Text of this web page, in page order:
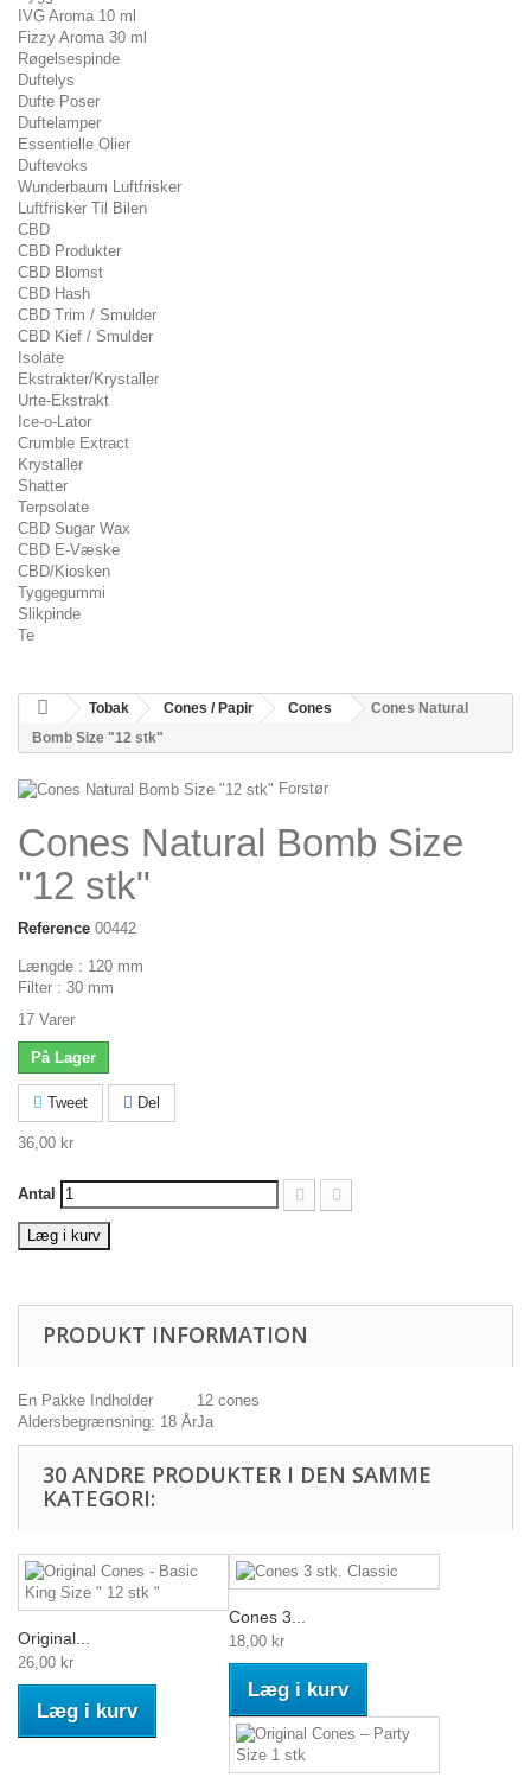
IVG Aroma 10 ml
Fizzy Aroma 30 ml
Røgelsespinde
Duftelys
Dufte Poser
Duftelamper
Essentielle Olier
Duftevoks
Wunderbaum Luftfrisker
Luftfrisker Til Bilen
CBD
CBD Produkter
CBD Blomst
CBD Hash
CBD Trim / Smulder
CBD Kief / Smulder
Isolate
Ekstrakter/Krystaller
Urte-Ekstrakt
Ice-o-Lator
Crumble Extract
Krystaller
Shatter
Terpsolate
CBD Sugar Wax
CBD E-Væske
CBD/Kiosken
Tyggegummi
Slikpinde
Te
Tobak Cones / Papir Cones
Cones Natural
Bomb Size "12 stk"
Forstør
Cones Natural Bomb Size
"12 stk"
Reference 00442
Længde : 120 mm
Filter : 30 mm
17 Varer
På Lager
Tweet Del
36,00 kr
Antal
Læg i kurv
PRODUKT INFORMATION
En Pakke Indholder
12 cones
Aldersbegrænsning: 18 ÅrJa
30 ANDRE PRODUKTER I DEN SAMME
KATEGORI:
Original...
26,00 kr
Læg i kurv
Cones 3...
18,00 kr
Læg i kurv